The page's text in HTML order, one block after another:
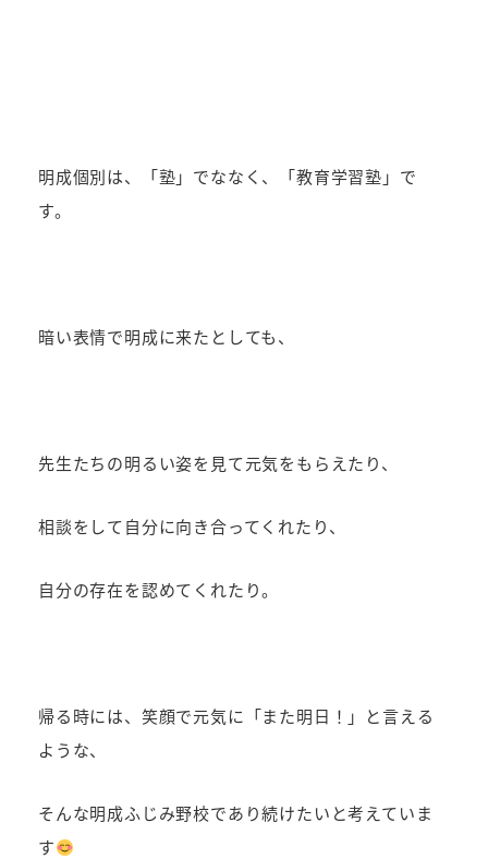
明成個別は、「塾」でななく、「教育学習塾」で
す。
暗い表情で明成に来たとしても、
先生たちの明るい姿を見て元気をもらえたり、
相談をして自分に向き合ってくれたり、
自分の存在を認めてくれたり。
帰る時には、笑顔で元気に「また明日！」と言える
ような、
そんな明成ふじみ野校であり続けたいと考えていま
す